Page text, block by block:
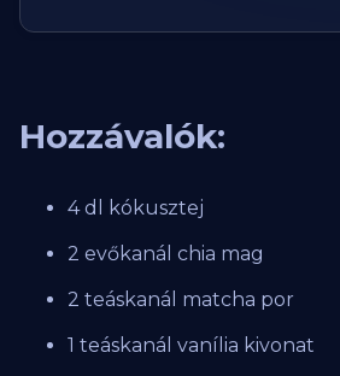
Hozzávalók:
4 dl kókusztej
2 evőkanál chia mag
2 teáskanál matcha por
1 teáskanál vanília kivonat